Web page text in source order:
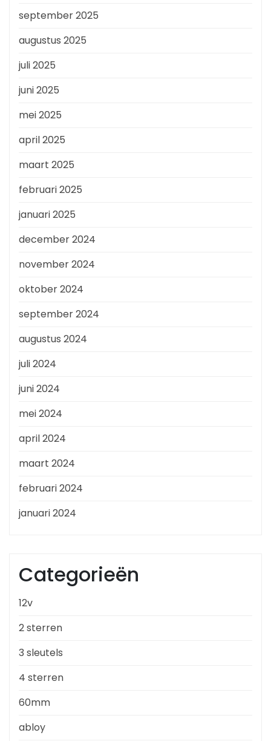
september 2025
augustus 2025
juli 2025
juni 2025
mei 2025
april 2025
maart 2025
februari 2025
januari 2025
december 2024
november 2024
oktober 2024
september 2024
augustus 2024
juli 2024
juni 2024
mei 2024
april 2024
maart 2024
februari 2024
januari 2024
Categorieën
12v
2 sterren
3 sleutels
4 sterren
60mm
abloy